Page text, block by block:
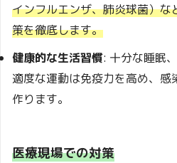
インフルエンザ、肺炎球菌）な
策を徹底します。
健康的な生活習慣: 十分な睡眠
適度な運動は免疫力を高め、感
作ります。
医療現場での対策